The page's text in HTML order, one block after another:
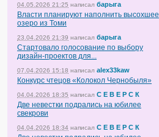
04.05.2026 21:25 написал барыга
Власти планируют наполнить высохшее
озеро из Томи
23.04.2026 21:39 написал барыга
Стартовало голосование по выбору
дизайн-проектов для...
07.04.2026 15:18 написал alex33kaw
Конкурс чтецов «Колокол Чернобыля»
04.04.2026 18:35 написал С Е В Е Р С К
Две невестки подрались на юбилее
свекрови
04.04.2026 18:34 написал С Е В Е Р С К